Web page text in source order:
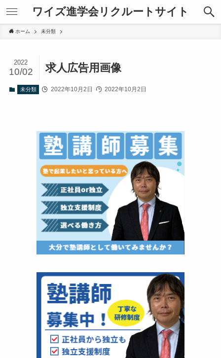
ワイズ進学会リクルートサイト
ホーム 未分類
求人広告用画像
2022
10/02
未分類 2022年10月2日 2022年10月2日